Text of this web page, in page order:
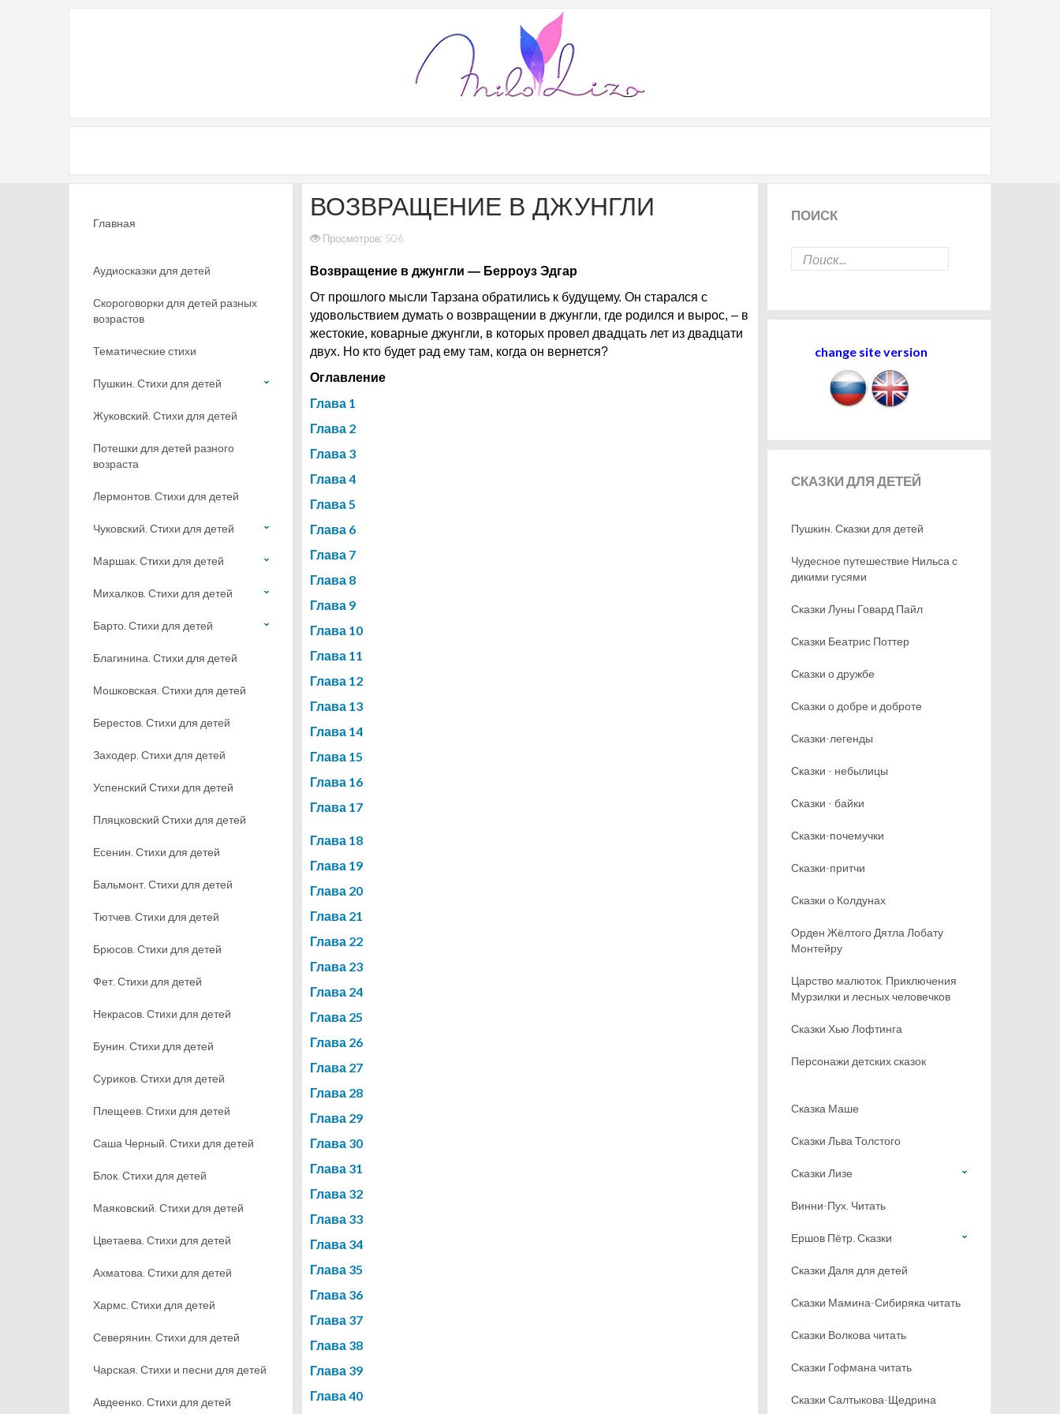
ВОЗВРАЩЕНИЕ В ДЖУНГЛИ
Просмотров: 506
Возвращение в джунгли ― Берроуз Эдгар
От прошлого мысли Тарзана обратились к будущему. Он старался с
удовольствием думать о возвращении в джунгли, где родился и вырос, – в
жестокие, коварные джунгли, в которых провел двадцать лет из двадцати
двух. Но кто будет рад ему там, когда он вернется?
Оглавление
Глава 1
Глава 2
Глава 3
Глава 4
Глава 5
Глава 6
Глава 7
Глава 8
Глава 9
Глава 10
Глава 11
Глава 12
Глава 13
Глава 14
Глава 15
Глава 16
Глава 17
Глава 18
Глава 19
Глава 20
Глава 21
Глава 22
Глава 23
Глава 24
Глава 25
Глава 26
Глава 27
Глава 28
Глава 29
Глава 30
Глава 31
Глава 32
Глава 33
Глава 34
Глава 35
Глава 36
Глава 37
Глава 38
Глава 39
Глава 40
Главная
Аудиосказки для детей
Скороговорки для детей разных
возрастов
Тематические стихи
Пушкин. Стихи для детей
Жуковский. Стихи для детей
Потешки для детей разного
возраста
Лермонтов. Стихи для детей
Чуковский. Стихи для детей
Маршак. Стихи для детей
Михалков. Стихи для детей
Барто. Стихи для детей
Благинина. Стихи для детей
Мошковская. Стихи для детей
Берестов. Стихи для детей
Заходер. Стихи для детей
Успенский Стихи для детей
Пляцковский Стихи для детей
Есенин. Стихи для детей
Бальмонт. Стихи для детей
Тютчев. Стихи для детей
Брюсов. Стихи для детей
Фет. Стихи для детей
Некрасов. Стихи для детей
Бунин. Стихи для детей
Суриков. Стихи для детей
Плещеев. Стихи для детей
Саша Черный. Стихи для детей
Блок. Стихи для детей
Маяковский. Стихи для детей
Цветаева. Стихи для детей
Ахматова. Стихи для детей
Хармс. Стихи для детей
Северянин. Стихи для детей
Чарская. Стихи и песни для детей
Авдеенко. Стихи для детей
ПОИСК
change site version
СКАЗКИДЛЯ ДЕТЕЙ
Пушкин. Сказки для детей
Чудесное путешествие Нильса с
дикими гусями
Сказки Луны Говард Пайл
Сказки Беатрис Поттер
Сказки о дружбе
Сказки о добре и доброте
Сказки-легенды
Сказки - небылицы
Сказки - байки
Сказки-почемучки
Сказки-притчи
Сказки о Колдунах
Орден Жёлтого Дятла Лобату
Монтейру
Царство малюток. Приключения
Мурзилки и лесных человечков
Сказки Хью Лофтинга
Персонажи детских сказок
Сказка Маше
Сказки Льва Толстого
Сказки Лизе
Винни-Пух. Читать
Ершов Пётр. Сказки
Сказки Даля для детей
Сказки Мамина-Сибиряка читать
Сказки Волкова читать
Сказки Гофмана читать
Сказки Салтыкова-Щедрина